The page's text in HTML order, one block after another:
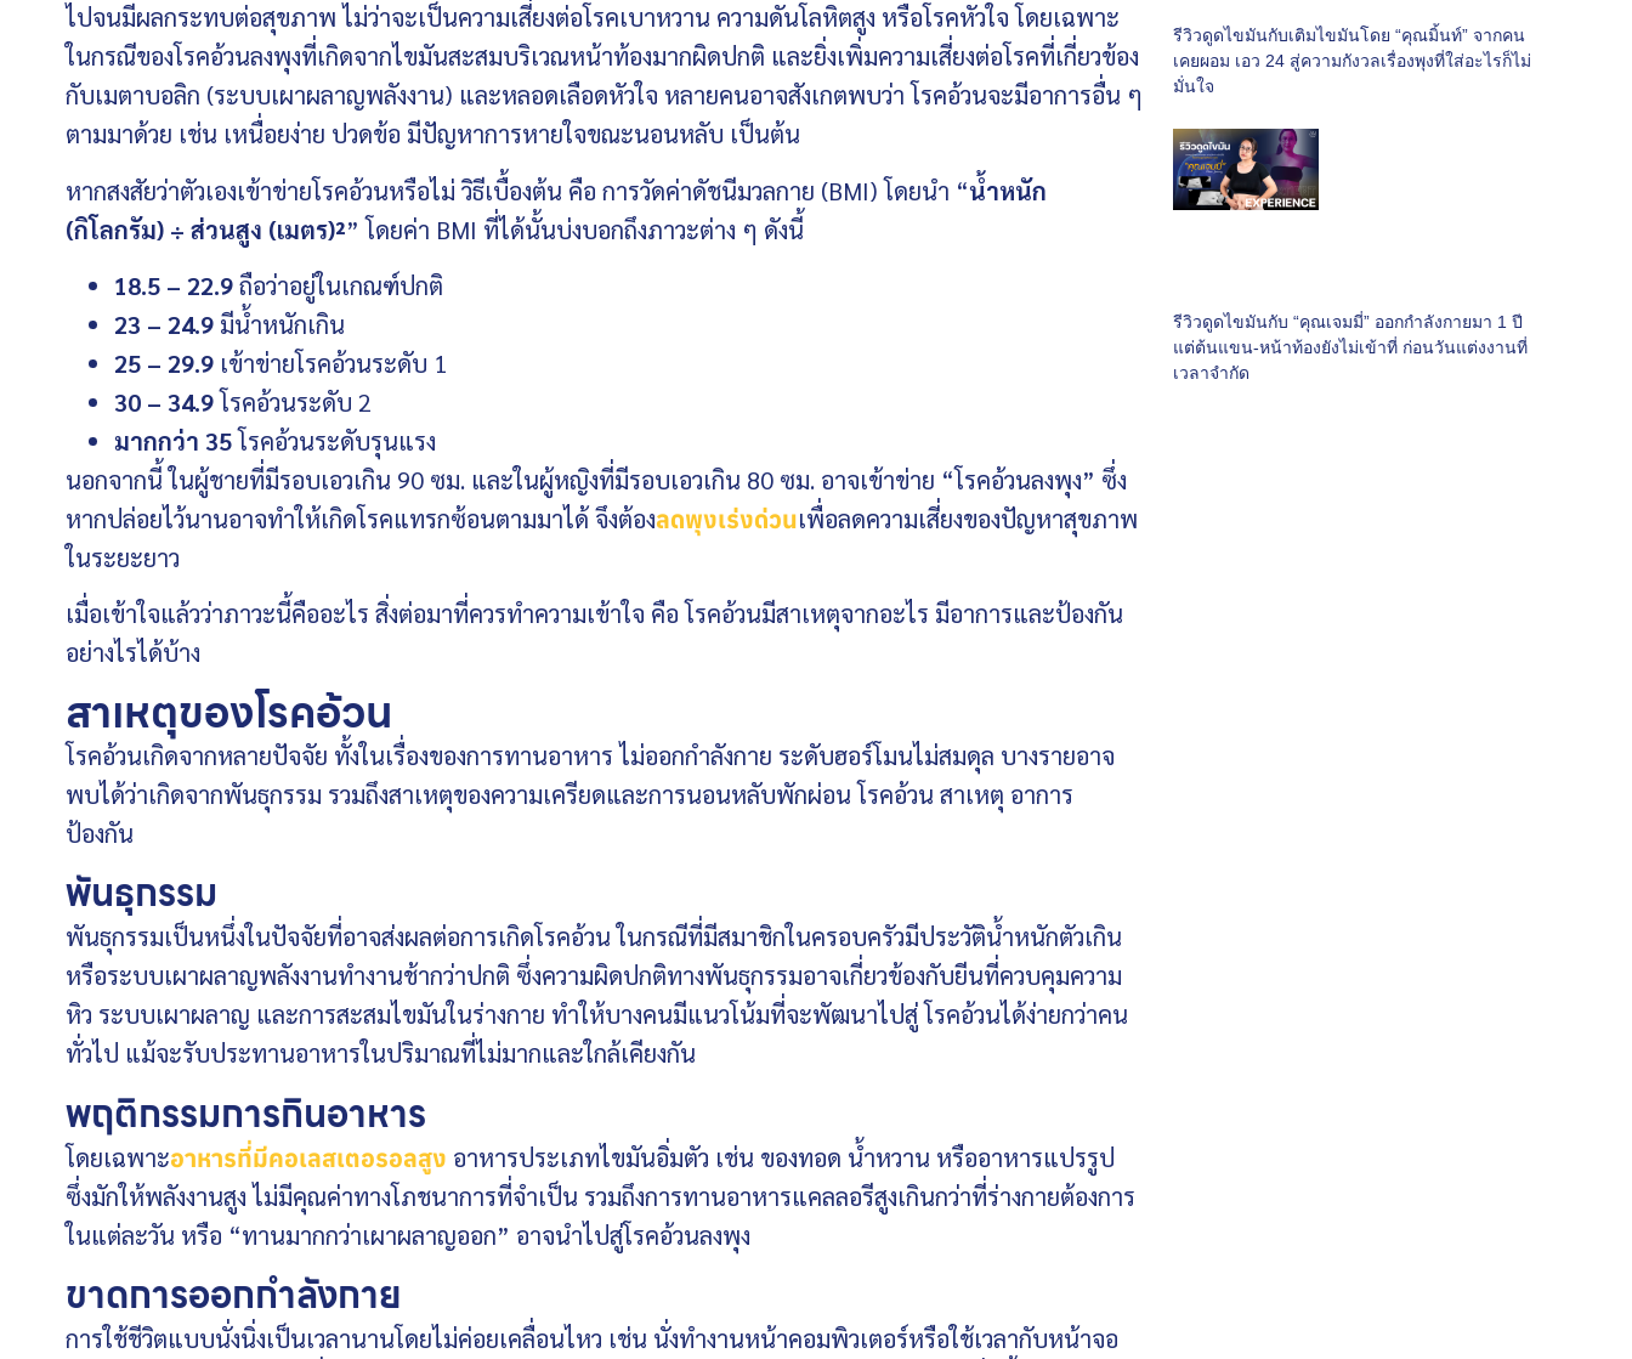
ไปจนมีผลกระทบต่อสุขภาพ ไม่ว่าจะเป็นความเสี่ยงต่อโรคเบาหวาน ความดันโลหิตสูง หรือโรคหัวใจ โดยเฉพาะ
ในกรณีของโรคอ้วนลงพุงที่เกิดจากไขมันสะสมบริเวณหน้าท้องมากผิดปกติ และยิ่งเพิ่มความเสี่ยงต่อโรคที่เกี่ยวข้อง
กับเมตาบอลิก (ระบบเผาผลาญพลังงาน) และหลอดเลือดหัวใจ หลายคนอาจสังเกตพบว่า โรคอ้วนจะมีอาการอื่น ๆ
ตามมาด้วย เช่น เหนื่อยง่าย ปวดข้อ มีปัญหาการหายใจขณะนอนหลับ เป็นต้น
หากสงสัยว่าตัวเองเข้าข่ายโรคอ้วนหรือไม่ วิธีเบื้องต้น คือ การวัดค่าดัชนีมวลกาย (BMI) โดยนำ “น้ำหนัก
(กิโลกรัม) ÷ ส่วนสูง (เมตร)²” โดยค่า BMI ที่ได้นั้นบ่งบอกถึงภาวะต่าง ๆ ดังนี้
18.5 – 22.9ถือว่าอยู่ในเกณฑ์ปกติ
23 – 24.9มีน้ำหนักเกิน
25 – 29.9เข้าข่ายโรคอ้วนระดับ 1
30 – 34.9โรคอ้วนระดับ 2
มากกว่า 35โรคอ้วนระดับรุนแรง
นอกจากนี้ ในผู้ชายที่มีรอบเอวเกิน 90 ซม. และในผู้หญิงที่มีรอบเอวเกิน 80 ซม. อาจเข้าข่าย “โรคอ้วนลงพุง” ซึ่ง
หากปล่อยไว้นานอาจทำให้เกิดโรคแทรกซ้อนตามมาได้ จึงต้องลดพุงเร่งด่วนเพื่อลดความเสี่ยงของปัญหาสุขภาพ
ในระยะยาว
เมื่อเข้าใจแล้วว่าภาวะนี้คืออะไร สิ่งต่อมาที่ควรทำความเข้าใจ คือ โรคอ้วนมีสาเหตุจากอะไร มีอาการและป้องกัน
อย่างไรได้บ้าง
สาเหตุของโรคอ้วน
โรคอ้วนเกิดจากหลายปัจจัย ทั้งในเรื่องของการทานอาหาร ไม่ออกกำลังกาย ระดับฮอร์โมนไม่สมดุล บางรายอาจ
พบได้ว่าเกิดจากพันธุกรรม รวมถึงสาเหตุของความเครียดและการนอนหลับพักผ่อน โรคอ้วน สาเหตุ อาการ
ป้องกัน
พันธุกรรม
พันธุกรรมเป็นหนึ่งในปัจจัยที่อาจส่งผลต่อการเกิดโรคอ้วน ในกรณีที่มีสมาชิกในครอบครัวมีประวัติน้ำหนักตัวเกิน
หรือระบบเผาผลาญพลังงานทำงานช้ากว่าปกติ ซึ่งความผิดปกติทางพันธุกรรมอาจเกี่ยวข้องกับยีนที่ควบคุมความ
หิว ระบบเผาผลาญ และการสะสมไขมันในร่างกาย ทำให้บางคนมีแนวโน้มที่จะพัฒนาไปสู่ โรคอ้วนได้ง่ายกว่าคน
ทั่วไป แม้จะรับประทานอาหารในปริมาณที่ไม่มากและใกล้เคียงกัน
พฤติกรรมการกินอาหาร
โดยเฉพาะอาหารที่มีคอเลสเตอรอลสูง อาหารประเภทไขมันอิ่มตัว เช่น ของทอด น้ำหวาน หรืออาหารแปรรูป
ซึ่งมักให้พลังงานสูง ไม่มีคุณค่าทางโภชนาการที่จำเป็น รวมถึงการทานอาหารแคลลอรีสูงเกินกว่าที่ร่างกายต้องการ
ในแต่ละวัน หรือ “ทานมากกว่าเผาผลาญออก” อาจนำไปสู่โรคอ้วนลงพุง
ขาดการออกกำลังกาย
การใช้ชีวิตแบบนั่งนิ่งเป็นเวลานานโดยไม่ค่อยเคลื่อนไหว เช่น นั่งทำงานหน้าคอมพิวเตอร์หรือใช้เวลากับหน้าจอ
รีวิวดูดไขมันกับเติมไขมันโดย “คุณมิ้นท์” จากคน
เคยผอม เอว 24 สู่ความกังวลเรื่องพุงที่ใส่อะไรก็ไม่
มั่นใจ
รีวิวดูดไขมันกับ “คุณเจมมี่” ออกกำลังกายมา 1 ปี
แต่ต้นแขน-หน้าท้องยังไม่เข้าที่ ก่อนวันแต่งงานที่
เวลาจำกัด